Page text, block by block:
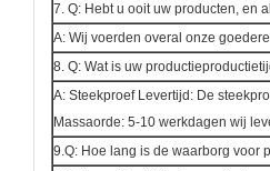
7. Q: Hebt u ooit uw producten, en
A: Wij voerden overal onze
8. Q: Wat is uw
A: Steekproef Levertijd: De
Massaorde: 5-10 werkdagen wij
9.Q: Hoe lang is de waarborg voor